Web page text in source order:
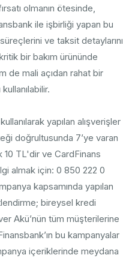
olmanın ötesinde,
ile işbirliği yapan bu
ve taksit detaylarını
bir bakım ürününde
de mali açıdan rahat bir
yapılan alışverişler
doğrultusunda 7’ye varan
10 TL'dir ve CardFinans
almak için: 0 850 222 0
kapsamında yapılan
bireysel kredi
Akü’nün tüm müşterilerine
bu kampanyalar
içeriklerinde meydana